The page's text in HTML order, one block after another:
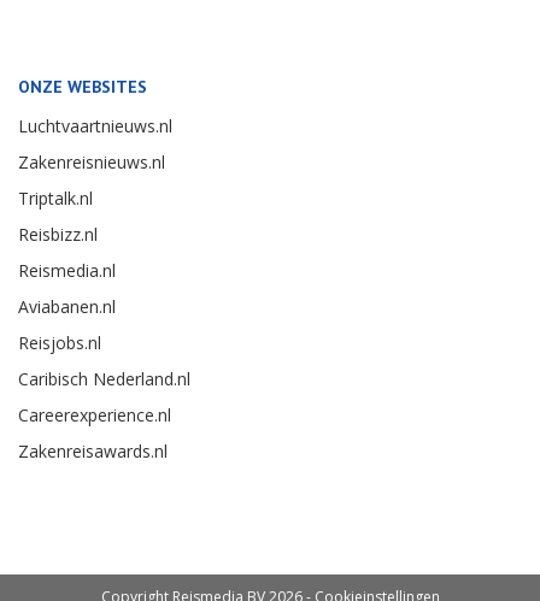
ONZE WEBSITES
Luchtvaartnieuws.nl
Zakenreisnieuws.nl
Triptalk.nl
Reisbizz.nl
Reismedia.nl
Aviabanen.nl
Reisjobs.nl
Caribisch Nederland.nl
Careerexperience.nl
Zakenreisawards.nl
Copyright Reismedia BV 2026 - Cookieinstellingen